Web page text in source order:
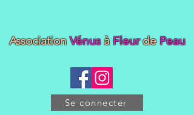
AssociationVénus à Fleurde Peau
Se connecter